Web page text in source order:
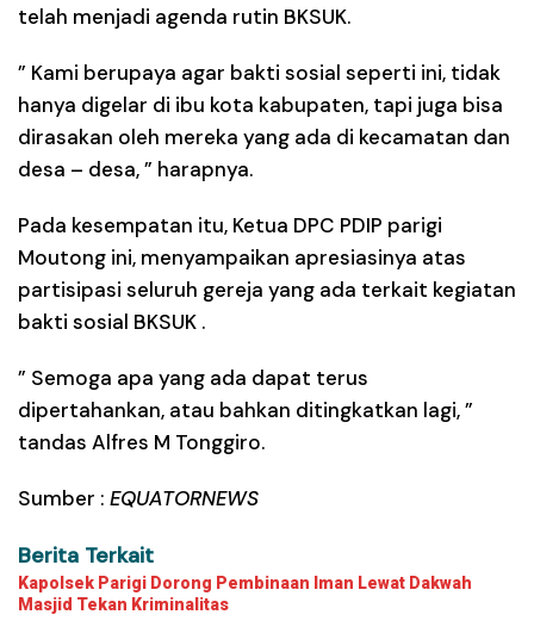
telah menjadi agenda rutin BKSUK.
” Kami berupaya agar bakti sosial seperti ini, tidak
hanya digelar di ibu kota kabupaten, tapi juga bisa
dirasakan oleh mereka yang ada di kecamatan dan
desa – desa, ” harapnya.
Pada kesempatan itu, Ketua DPC PDIP parigi
Moutong ini, menyampaikan apresiasinya atas
partisipasi seluruh gereja yang ada terkait kegiatan
bakti sosial BKSUK .
” Semoga apa yang ada dapat terus
dipertahankan, atau bahkan ditingkatkan lagi, ”
tandas Alfres M Tonggiro.
Sumber : EQUATORNEWS
Berita Terkait
Kapolsek Parigi Dorong Pembinaan Iman Lewat Dakwah
Masjid Tekan Kriminalitas